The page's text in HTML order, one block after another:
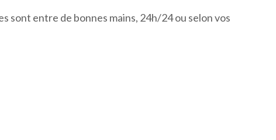
sont entre de bonnes mains, 24h/24 ou selon vos